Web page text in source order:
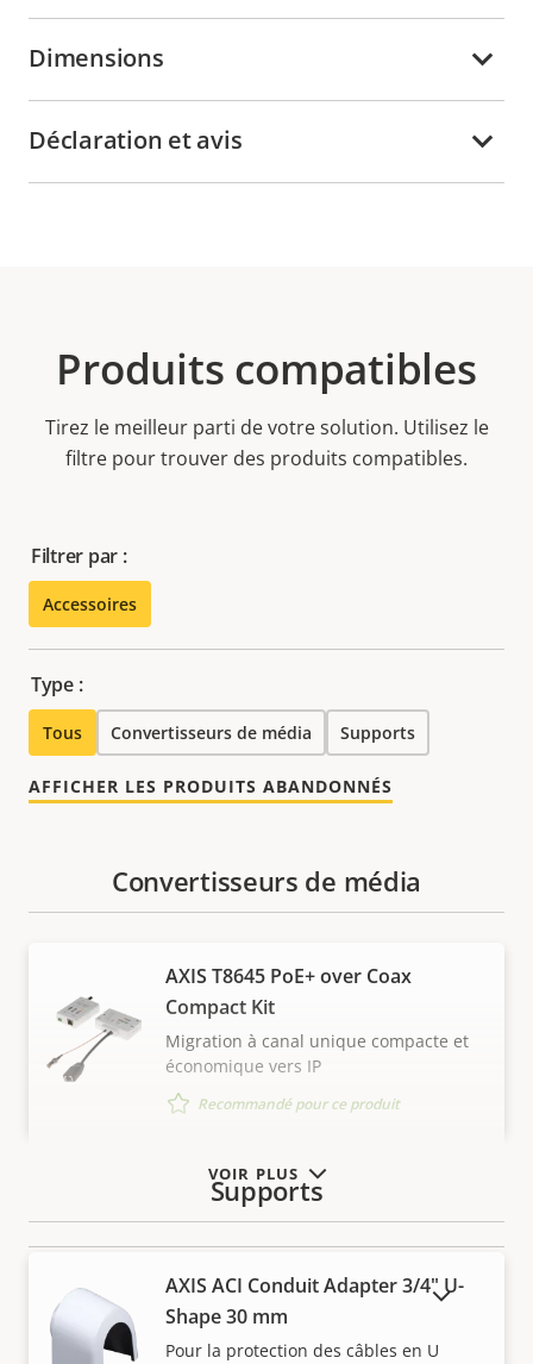
Dimensions
Déclaration et avis
Produits compatibles
Tirez le meilleur parti de votre solution. Utilisez le
filtre pour trouver des produits compatibles.
Filtrer par :
Accessoires
Type :
Tous Convertisseurs de média Supports
AFFICHER LES PRODUITS ABANDONNÉS
VOIR PLUS
Convertisseurs de média
AXIS T8645 PoE+ over Coax
Compact Kit
Migration à canal unique compacte et
économique vers IP
Recommandé pour ce produit
Supports
AXIS ACI Conduit Adapter 3/4" U-
Shape 30 mm
Pour la protection des câbles en U
AFFICHER LES PRODUITS ABANDONNÉS